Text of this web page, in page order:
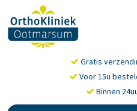
Gratis
Voor 15u
Binnen